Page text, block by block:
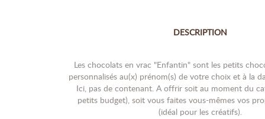
DESCRIPTION
Les chocolats en vrac "Enfantin" sont les petits
personnalisés au(x) prénom(s) de votre choix et à la
Ici, pas de contenant. A offrir soit au moment du
petits budget), soit vous faites vous-mêmes vos
(idéal pour les créatifs).